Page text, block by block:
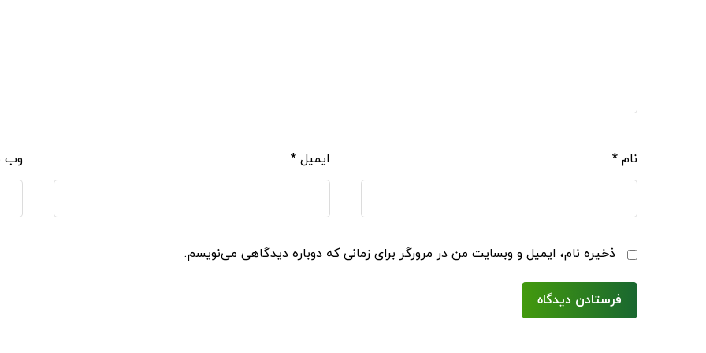
نام * ایمیل * وب‌
ذخیره نام، ایمیل و وبسایت من در مرورگر برای زمانی که دوباره دیدگاهی می‌نویسم.